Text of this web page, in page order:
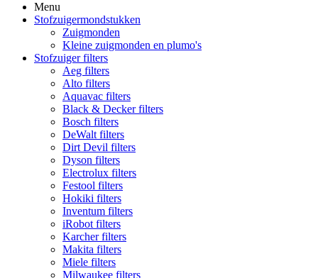
Menu
Stofzuigermondstukken
Zuigmonden
Kleine zuigmonden en plumo's
Stofzuiger filters
Aeg filters
Alto filters​
Aquavac filters
Black & Decker filters
Bosch filters
DeWalt filters
Dirt Devil filters
Dyson filters
Electrolux filters
Festool filters
Hokiki filters
Inventum filters
iRobot filters
Karcher filters
Makita filters
Miele filters
Milwaukee filters